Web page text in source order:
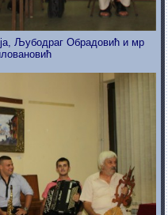
Љубодраг Обрадовић и мр